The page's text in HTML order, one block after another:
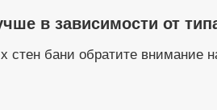
в зависимости от
стен бани обратите внимание